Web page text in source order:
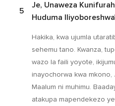
5
Je, Unaweza
Huduma
Hakika, kwa ujumla
sehemu tano. Kwanza,
wazo la faili yoyote,
inayochorwa kwa mkono,
Maalum ni muhimu.
atakupa mapendekezo